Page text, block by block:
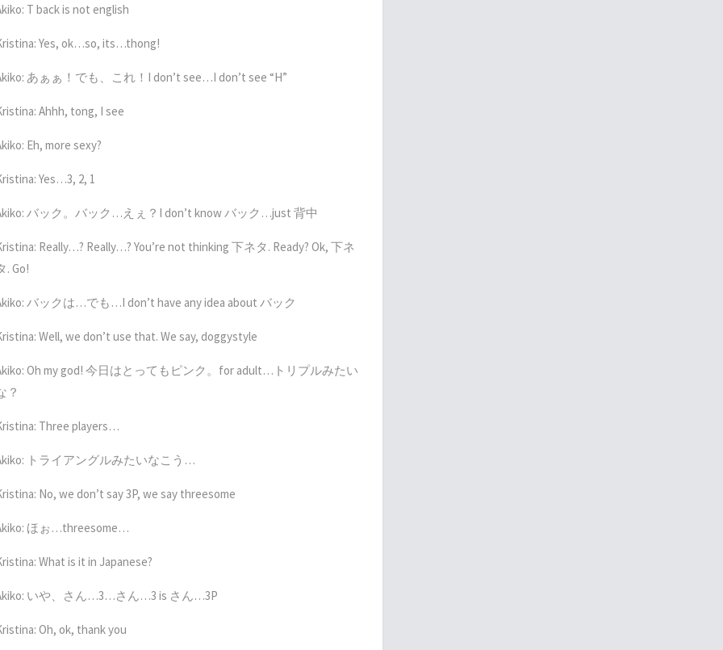
T back is not english
Yes, ok…so, its…thong!
あぁぁ！でも、これ！I don’t see…I don’t see “H”
Ahhh, tong, I see
Eh, more sexy?
Yes…3, 2, 1
バック。バック…えぇ？I don’t know バック…just 背中
Really…? Really…? You’re not thinking 下ネタ. Ready? Ok, 下ネ
. Go!
バックは…でも…I don’t have any idea about バック
Well, we don’t use that. We say, doggystyle
Oh my god! 今日はとってもピンク。for adult…トリプルみたい
？
Three players…
トライアングルみたいなこう…
No, we don’t say 3P, we say threesome
ほぉ…threesome…
What is it in Japanese?
いや、さん…3…さん…3 is さん…3P
Oh, ok, thank you